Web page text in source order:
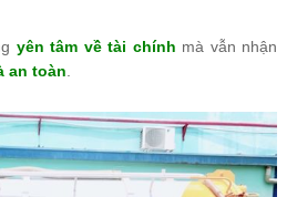
yên tâm về tài chính mà vẫn nhận
an toàn